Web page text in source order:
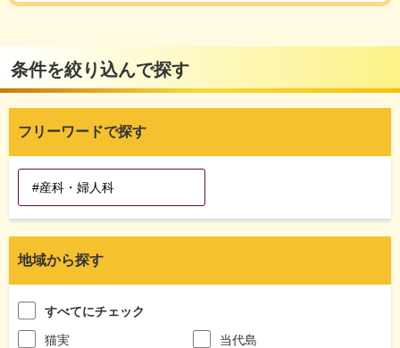
条件を絞り込んで探す
フリーワードで探す
地域から探す
すべてにチェック
猫実
当代島